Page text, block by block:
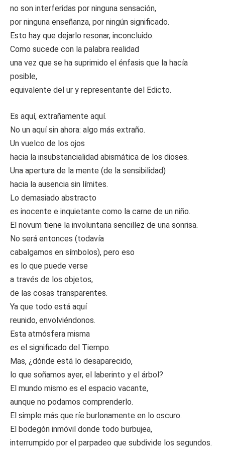
no son interferidas por ninguna sensación,
por ninguna enseñanza, por ningún significado.
Esto hay que dejarlo resonar, inconcluido.
Como sucede con la palabra realidad
una vez que se ha suprimido el énfasis que la hacía
posible,
equivalente del ur y representante del Edicto.
Es aquí, extrañamente aquí.
No un aquí sin ahora: algo más extraño.
Un vuelco de los ojos
hacia la insubstancialidad abismática de los dioses.
Una apertura de la mente (de la sensibilidad)
hacia la ausencia sin límites.
Lo demasiado abstracto
es inocente e inquietante como la carne de un niño.
El novum tiene la involuntaria sencillez de una sonrisa.
No será entonces (todavía
cabalgamos en símbolos), pero eso
es lo que puede verse
a través de los objetos,
de las cosas transparentes.
Ya que todo está aquí
reunido, envolviéndonos.
Esta atmósfera misma
es el significado del Tiempo.
Mas, ¿dónde está lo desaparecido,
lo que soñamos ayer, el laberinto y el árbol?
El mundo mismo es el espacio vacante,
aunque no podamos comprenderlo.
El simple más que ríe burlonamente en lo oscuro.
El bodegón inmóvil donde todo burbujea,
interrumpido por el parpadeo que subdivide los segundos.